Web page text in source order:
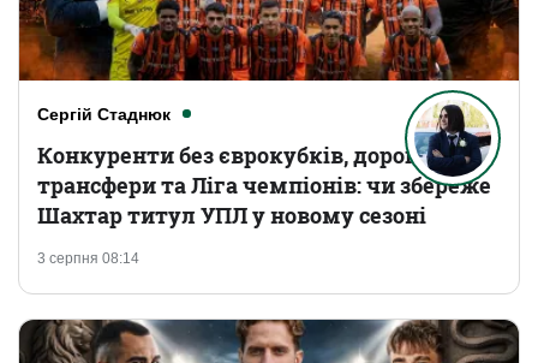
Сергій Стаднюк
3 серпня 08:14
Конкуренти без єврокубків, дорогі
трансфери та Ліга чемпіонів: чи збереже
Шахтар титул УПЛ у новому сезоні